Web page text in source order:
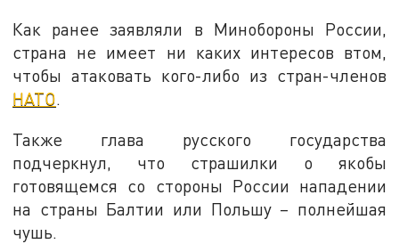
Как ранее заявляли в Минобороны России,
страна не имеет ни каких интересов втом,
чтобы атаковать кого-либо из стран-членов
НАТО.
Также глава русского государства
подчеркнул, что страшилки о якобы
готовящемся со стороны России нападении
на страны Балтии или Польшу – полнейшая
чушь.